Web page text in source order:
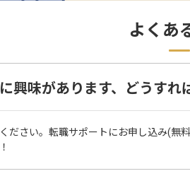
よくあ
興味があります、どうすれ
ださい。転職サポートにお申し込み(無